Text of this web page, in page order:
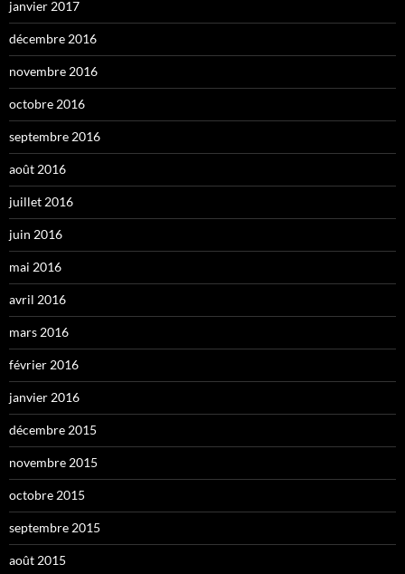
janvier 2017
décembre 2016
novembre 2016
octobre 2016
septembre 2016
août 2016
juillet 2016
juin 2016
mai 2016
avril 2016
mars 2016
février 2016
janvier 2016
décembre 2015
novembre 2015
octobre 2015
septembre 2015
août 2015